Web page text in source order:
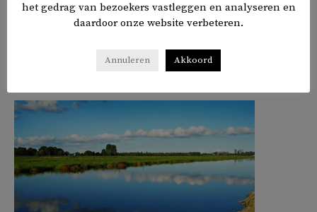
in
het gedrag van bezoekers vastleggen en analyseren en
daardoor onze website verbeteren.
Annuleren Akkoord